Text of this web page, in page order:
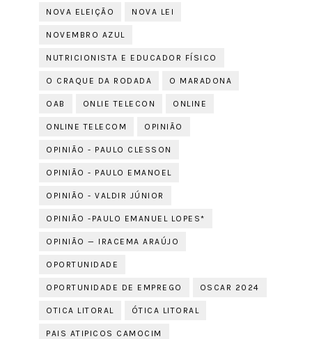
NOVA ELEIÇÃO NOVA LEI
NOVEMBRO AZUL
NUTRICIONISTA E EDUCADOR FÍSICO
O CRAQUE DA RODADA O MARADONA
OAB ONLIE TELECON ONLINE
ONLINE TELECOM OPINIÃO
OPINIÃO - PAULO CLESSON
OPINIÃO - PAULO EMANOEL
OPINIÃO - VALDIR JÚNIOR
OPINIÃO -PAULO EMANUEL LOPES*
OPINIÃO — IRACEMA ARAÚJO
OPORTUNIDADE
OPORTUNIDADE DE EMPREGO OSCAR 2024
OTICA LITORAL ÓTICA LITORAL
PAIS ATIPICOS CAMOCIM